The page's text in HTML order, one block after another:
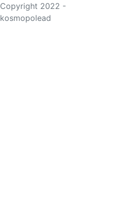
Copyright 2022 -
kosmopolead